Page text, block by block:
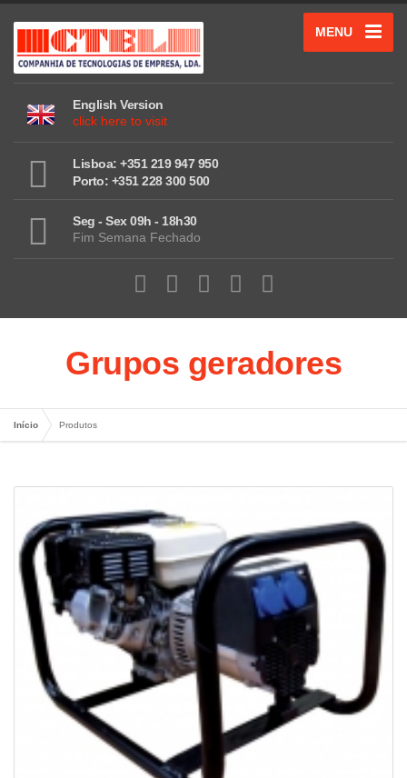
MENU
English Version
click here to visit
Lisboa: +351 219 947 950
Porto: +351 228 300 500
Seg - Sex 09h - 18h30
Fim Semana Fechado
Grupos geradores
Início Produtos